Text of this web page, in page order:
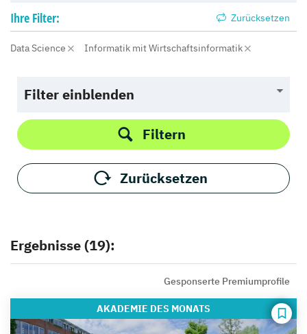
Ihre Filter: Zurücksetzen
Data Science Informatik mit Wirtschaftsinformatik
Filter einblenden
Filtern
Zurücksetzen
Ergebnisse (19):
Gesponserte Premiumprofile
AKADEMIE DES MONATS